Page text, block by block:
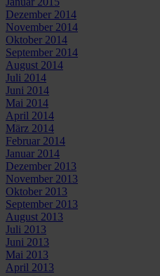
Dezember 2014
November 2014
Oktober 2014
September 2014
August 2014
Juli 2014
Juni 2014
Mai 2014
April 2014
März 2014
Februar 2014
Januar 2014
Dezember 2013
November 2013
Oktober 2013
September 2013
August 2013
Juli 2013
Juni 2013
Mai 2013
April 2013